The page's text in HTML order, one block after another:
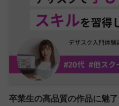
卒業生の高品質の作品に魅